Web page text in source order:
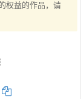
权益的作品，请